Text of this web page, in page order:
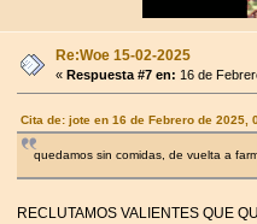
Re:Woe 15-02-2025
«Respuesta #7 en: 16 de
Cita de: jote en 16 de Febrero de 2025,
quedamos sin comidas, de vuelta a
RECLUTAMOS VALIENTES QUE